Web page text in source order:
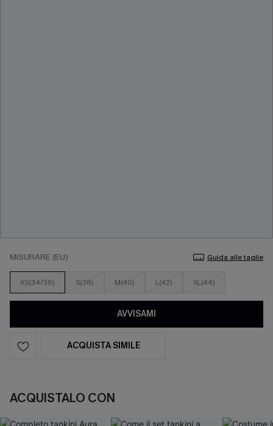
MISURARE (EU) Guida alle taglie
XS(34/36) S(38) M(40) L(42) XL(44)
AVVISAMI
ACQUISTA SIMILE
ACQUISTALO CON